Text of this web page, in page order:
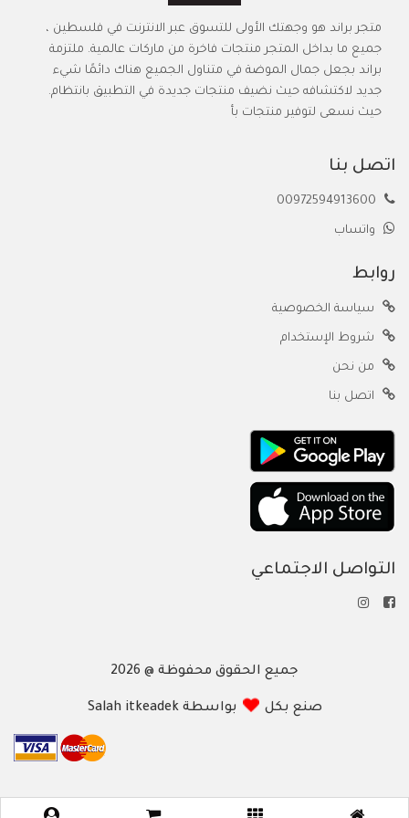
متجر براند هو وجهتك الأولى للتسوق عبر الانترنت في فلسطين ،
جميع ما بداخل المتجر منتجات فاخرة من ماركات عالمية. ملتزمة
براند بجعل جمال الموضة في متناول الجميع هناك دائمًا شيء
جديد لاكتشافه حيث نضيف منتجات جديدة في التطبيق بانتظام.
حيث نسعى لتوفير منتجات بأ
اتصل بنا
واتساب
روابط
سياسة الخصوصية
شروط الإستخدام
من نحن
اتصل بنا
التواصل الاجتماعي
جميع الحقوق محفوظة @ 2026
صنع بكل بواسطة Salah itkeadek